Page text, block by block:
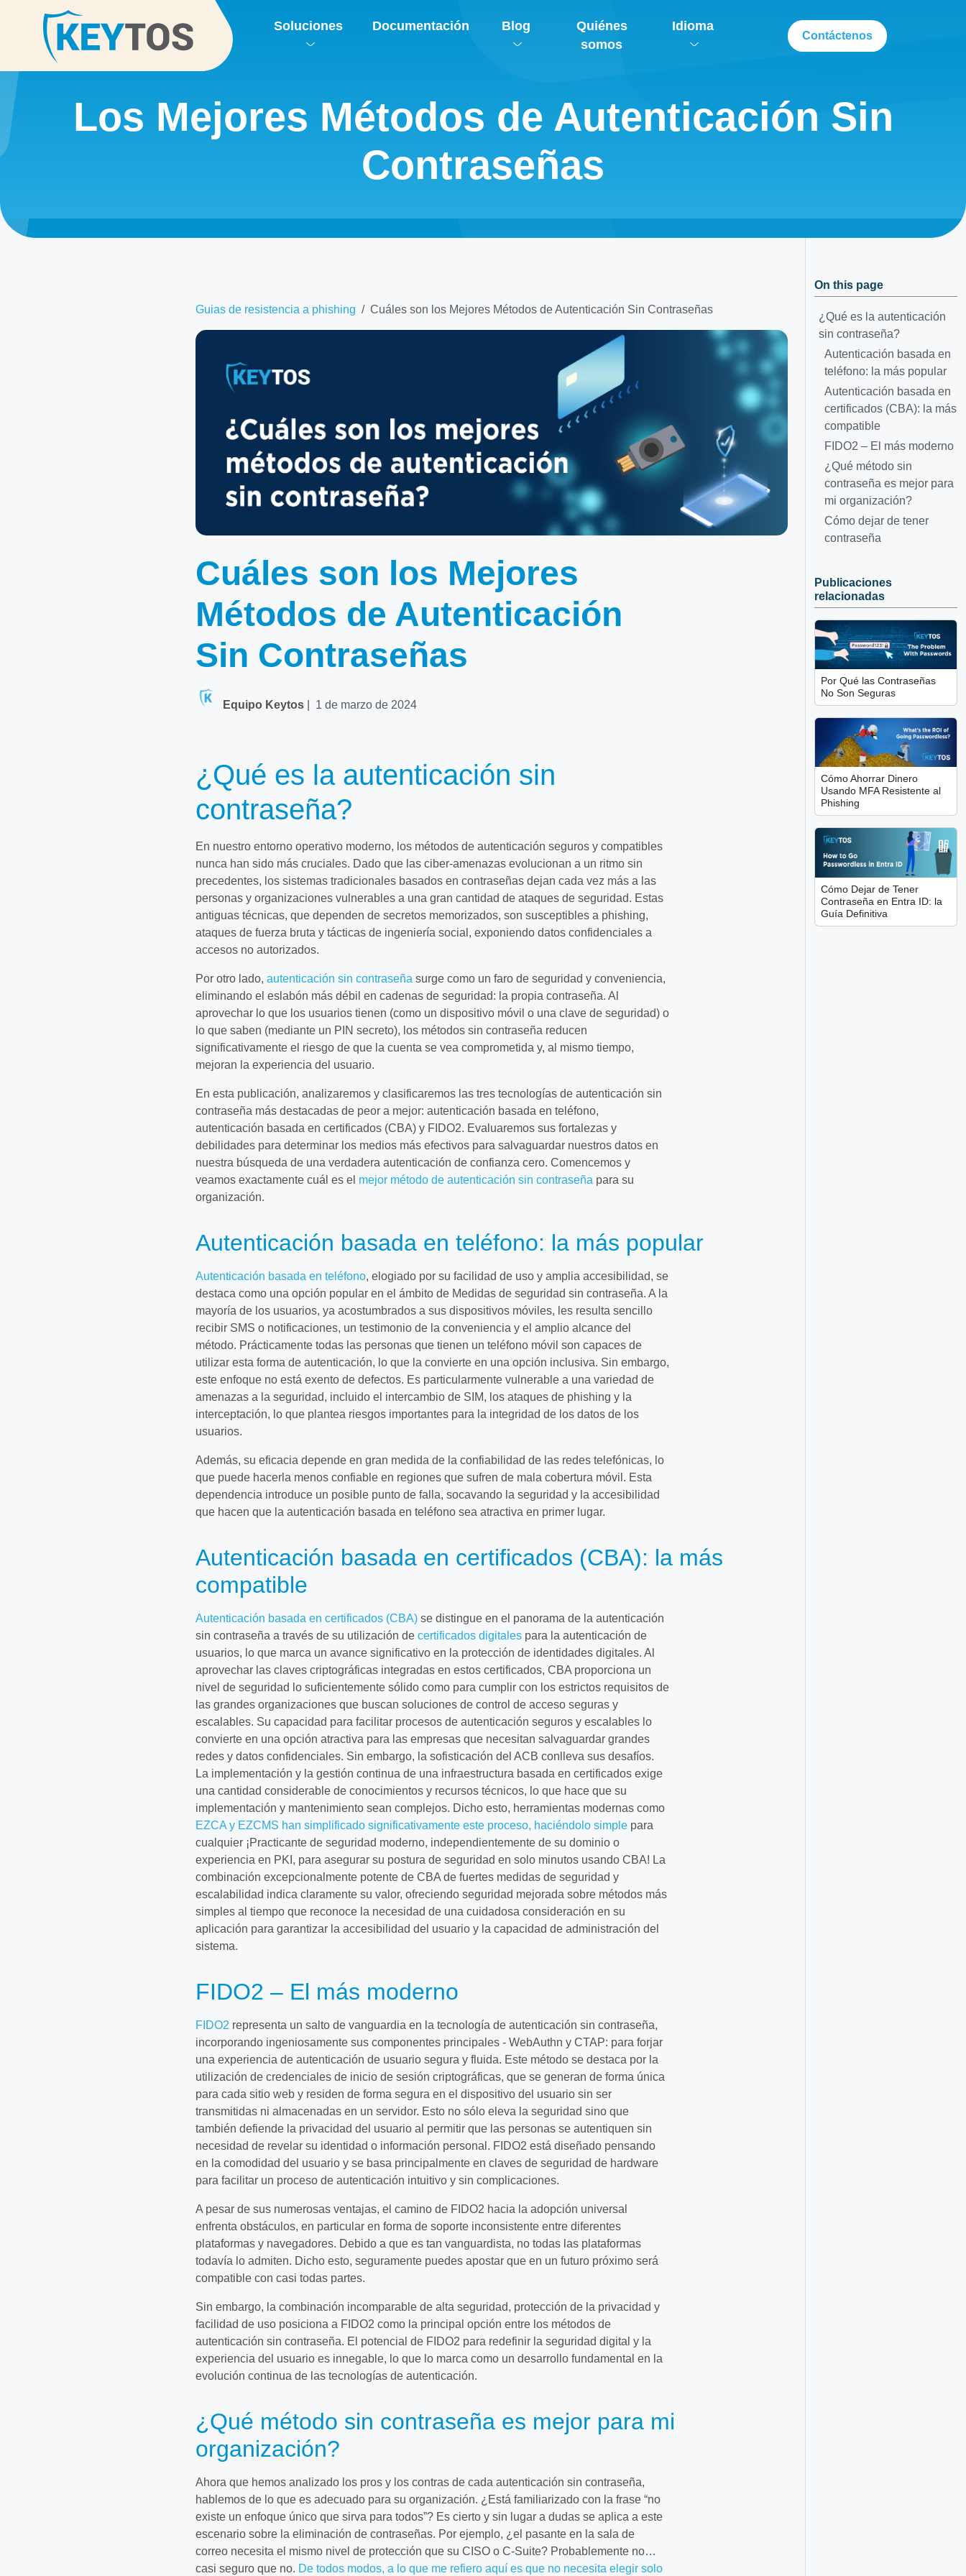
Soluciones Documentación Blog
Quiénes
somos
Idioma
Contáctenos
Los Mejores Métodos de Autenticación Sin
Contraseñas
Guias de resistencia a phishing Cuáles son los Mejores Métodos de Autenticación Sin Contraseñas
Cuáles son los Mejores
Métodos de Autenticación
Sin Contraseñas
Equipo Keytos 1 de marzo de 2024
¿Qué es la autenticación sin
contraseña?
En nuestro entorno operativo moderno, los métodos de autenticación seguros y compatibles
nunca han sido más cruciales. Dado que las ciber-amenazas evolucionan a un ritmo sin
precedentes, los sistemas tradicionales basados en contraseñas dejan cada vez más a las
personas y organizaciones vulnerables a una gran cantidad de ataques de seguridad. Estas
antiguas técnicas, que dependen de secretos memorizados, son susceptibles a phishing,
ataques de fuerza bruta y tácticas de ingeniería social, exponiendo datos confidenciales a
accesos no autorizados.
Por otro lado, autenticación sin contraseña surge como un faro de seguridad y conveniencia,
eliminando el eslabón más débil en cadenas de seguridad: la propia contraseña. Al
aprovechar lo que los usuarios tienen (como un dispositivo móvil o una clave de seguridad) o
lo que saben (mediante un PIN secreto), los métodos sin contraseña reducen
significativamente el riesgo de que la cuenta se vea comprometida y, al mismo tiempo,
mejoran la experiencia del usuario.
En esta publicación, analizaremos y clasificaremos las tres tecnologías de autenticación sin
contraseña más destacadas de peor a mejor: autenticación basada en teléfono,
autenticación basada en certificados (CBA) y FIDO2. Evaluaremos sus fortalezas y
debilidades para determinar los medios más efectivos para salvaguardar nuestros datos en
nuestra búsqueda de una verdadera autenticación de confianza cero. Comencemos y
veamos exactamente cuál es el mejor método de autenticación sin contraseña para su
organización.
Autenticación basada en teléfono: la más popular
Autenticación basada en teléfono, elogiado por su facilidad de uso y amplia accesibilidad, se
destaca como una opción popular en el ámbito de Medidas de seguridad sin contraseña. A la
mayoría de los usuarios, ya acostumbrados a sus dispositivos móviles, les resulta sencillo
recibir SMS o notificaciones, un testimonio de la conveniencia y el amplio alcance del
método. Prácticamente todas las personas que tienen un teléfono móvil son capaces de
utilizar esta forma de autenticación, lo que la convierte en una opción inclusiva. Sin embargo,
este enfoque no está exento de defectos. Es particularmente vulnerable a una variedad de
amenazas a la seguridad, incluido el intercambio de SIM, los ataques de phishing y la
interceptación, lo que plantea riesgos importantes para la integridad de los datos de los
usuarios.
Además, su eficacia depende en gran medida de la confiabilidad de las redes telefónicas, lo
que puede hacerla menos confiable en regiones que sufren de mala cobertura móvil. Esta
dependencia introduce un posible punto de falla, socavando la seguridad y la accesibilidad
que hacen que la autenticación basada en teléfono sea atractiva en primer lugar.
Autenticación basada en certificados (CBA): la más
compatible
Autenticación basada en certificados (CBA) se distingue en el panorama de la autenticación
sin contraseña a través de su utilización de certificados digitales para la autenticación de
usuarios, lo que marca un avance significativo en la protección de identidades digitales. Al
aprovechar las claves criptográficas integradas en estos certificados, CBA proporciona un
nivel de seguridad lo suficientemente sólido como para cumplir con los estrictos requisitos de
las grandes organizaciones que buscan soluciones de control de acceso seguras y
escalables. Su capacidad para facilitar procesos de autenticación seguros y escalables lo
convierte en una opción atractiva para las empresas que necesitan salvaguardar grandes
redes y datos confidenciales. Sin embargo, la sofisticación del ACB conlleva sus desafíos.
La implementación y la gestión continua de una infraestructura basada en certificados exige
una cantidad considerable de conocimientos y recursos técnicos, lo que hace que su
implementación y mantenimiento sean complejos. Dicho esto, herramientas modernas como
EZCA y EZCMS han simplificado significativamente este proceso, haciéndolo simple para
cualquier ¡Practicante de seguridad moderno, independientemente de su dominio o
experiencia en PKI, para asegurar su postura de seguridad en solo minutos usando CBA! La
combinación excepcionalmente potente de CBA de fuertes medidas de seguridad y
escalabilidad indica claramente su valor, ofreciendo seguridad mejorada sobre métodos más
simples al tiempo que reconoce la necesidad de una cuidadosa consideración en su
aplicación para garantizar la accesibilidad del usuario y la capacidad de administración del
sistema.
FIDO2 – El más moderno
FIDO2 representa un salto de vanguardia en la tecnología de autenticación sin contraseña,
incorporando ingeniosamente sus componentes principales - WebAuthn y CTAP: para forjar
una experiencia de autenticación de usuario segura y fluida. Este método se destaca por la
utilización de credenciales de inicio de sesión criptográficas, que se generan de forma única
para cada sitio web y residen de forma segura en el dispositivo del usuario sin ser
transmitidas ni almacenadas en un servidor. Esto no sólo eleva la seguridad sino que
también defiende la privacidad del usuario al permitir que las personas se autentiquen sin
necesidad de revelar su identidad o información personal. FIDO2 está diseñado pensando
en la comodidad del usuario y se basa principalmente en claves de seguridad de hardware
para facilitar un proceso de autenticación intuitivo y sin complicaciones.
A pesar de sus numerosas ventajas, el camino de FIDO2 hacia la adopción universal
enfrenta obstáculos, en particular en forma de soporte inconsistente entre diferentes
plataformas y navegadores. Debido a que es tan vanguardista, no todas las plataformas
todavía lo admiten. Dicho esto, seguramente puedes apostar que en un futuro próximo será
compatible con casi todas partes.
Sin embargo, la combinación incomparable de alta seguridad, protección de la privacidad y
facilidad de uso posiciona a FIDO2 como la principal opción entre los métodos de
autenticación sin contraseña. El potencial de FIDO2 para redefinir la seguridad digital y la
experiencia del usuario es innegable, lo que lo marca como un desarrollo fundamental en la
evolución continua de las tecnologías de autenticación.
¿Qué método sin contraseña es mejor para mi
organización?
Ahora que hemos analizado los pros y los contras de cada autenticación sin contraseña,
hablemos de lo que es adecuado para su organización. ¿Está familiarizado con la frase “no
existe un enfoque único que sirva para todos”? Es cierto y sin lugar a dudas se aplica a este
escenario sobre la eliminación de contraseñas. Por ejemplo, ¿el pasante en la sala de
correo necesita el mismo nivel de protección que su CISO o C-Suite? Probablemente no…
casi seguro que no. De todos modos, a lo que me refiero aquí es que no necesita elegir solo
On this page
¿Qué es la autenticación
sin contraseña?
Autenticación basada en
teléfono: la más popular
Autenticación basada en
certificados (CBA): la más
compatible
FIDO2 – El más moderno
¿Qué método sin
contraseña es mejor para
mi organización?
Cómo dejar de tener
contraseña
Publicaciones
relacionadas
Por Qué las Contraseñas
No Son Seguras
Cómo Ahorrar Dinero
Usando MFA Resistente al
Phishing
Cómo Dejar de Tener
Contraseña en Entra ID: la
Guía Definitiva